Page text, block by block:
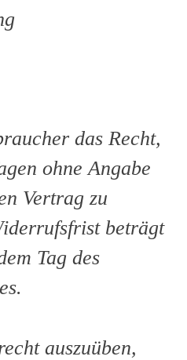
das Recht,
ohne Angabe
Vertrag zu
beträgt
Tag des
auszuüben,